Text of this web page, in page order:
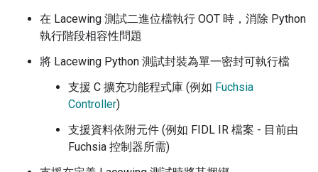
在 Lacewing 測試二進位檔執行 OOT 時，消除 Python
執行階段相容性問題
將 Lacewing Python 測試封裝為單一密封可執行檔
支援 C 擴充功能程式庫 (例如 Fuchsia
Controller)
支援資料依附元件 (例如 FIDL IR 檔案 - 目前由
Fuchsia 控制器所需)